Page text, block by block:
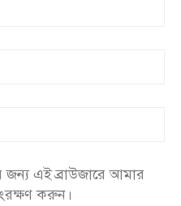
জন্য এই ব্রাউজারে আমার
করুন।